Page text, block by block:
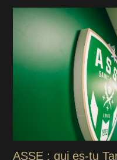
ASSE : qui es-tu